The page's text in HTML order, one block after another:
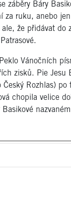
záběry Báry
za ruku, anebo
že přidávat do
Vánočních
zisků. Pie Jesu
Český Rozhlas)
chopila velice